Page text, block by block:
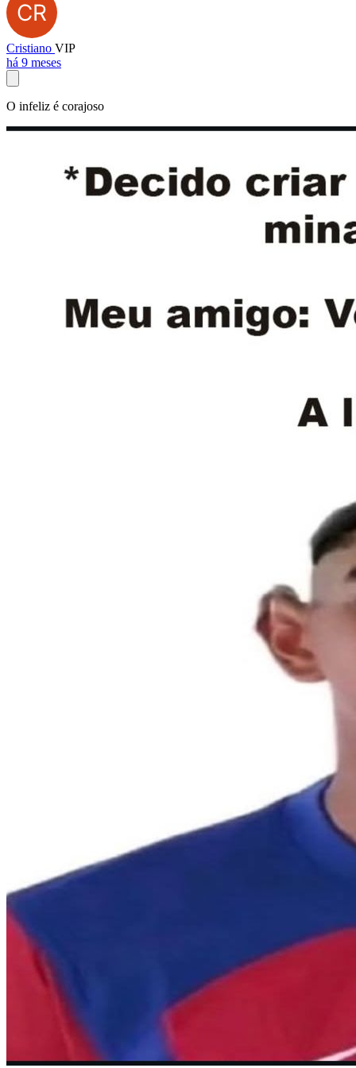
Cristiano VIP
há 9 meses
O infeliz é corajoso